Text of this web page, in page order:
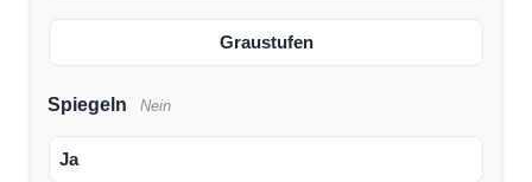
Graustufen
Spiegeln Nein
Ja